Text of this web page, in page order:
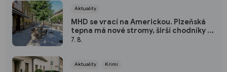
Aktuality
MHD se vrací na Americkou. Plzeňská
tepna má nové stromy, širší chodníky i
zónu 20 km/h
7. 8.
Aktuality Krimi